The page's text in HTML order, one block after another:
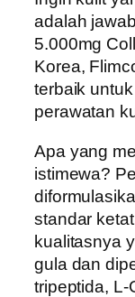
adalah
5.000mg
Korea,
terbaik
perawatan
Apa yang
istimewa?
standar
kualitasnya
gula dan
tripeptida, L-